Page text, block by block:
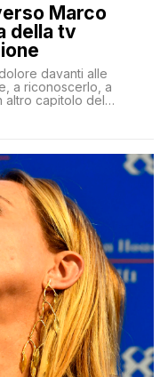
Marco
della tv
davanti alle
a riconoscerlo, a
altro capitolo del